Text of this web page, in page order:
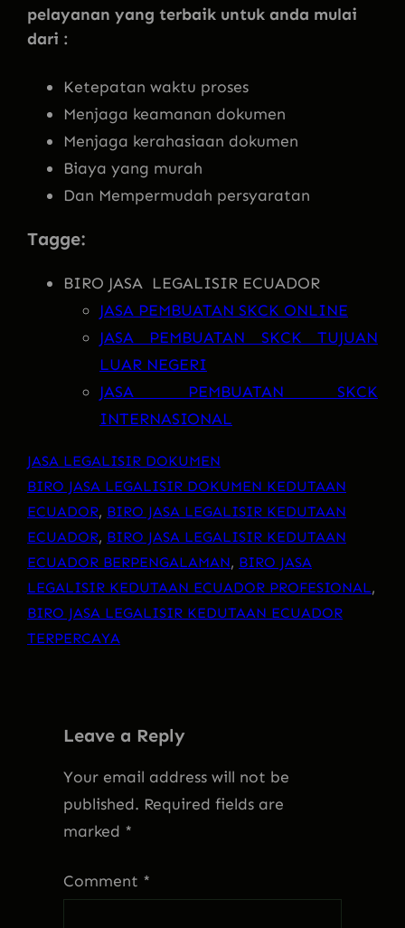
pelayanan yang terbaik untuk anda mulai
dari :
Ketepatan waktu proses
Menjaga keamanan dokumen
Menjaga kerahasiaan dokumen
Biaya yang murah
Dan Mempermudah persyaratan
Tagge:
BIRO JASA LEGALISIR ECUADOR
JASA PEMBUATAN SKCK ONLINE
JASA PEMBUATAN SKCK TUJUAN
LUAR NEGERI
JASA PEMBUATAN SKCK
INTERNASIONAL
JASA LEGALISIR DOKUMEN
BIRO JASA LEGALISIR DOKUMEN KEDUTAAN
ECUADOR, BIRO JASA LEGALISIR KEDUTAAN
ECUADOR, BIRO JASA LEGALISIR KEDUTAAN
ECUADOR BERPENGALAMAN, BIRO JASA
LEGALISIR KEDUTAAN ECUADOR PROFESIONAL
BIRO JASA LEGALISIR KEDUTAAN ECUADOR
TERPERCAYA
Leave a Reply
Your email address will not be
published. Required fields are
marked *
Comment *